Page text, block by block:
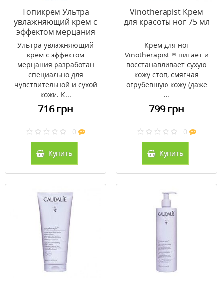
Toпикрем Ультра
увлажняющий крем с
эффектом мерцания
200 мл
Ультра увлажняющий
крем с эффектом
мерцания разработан
специально для
чувствительной и сухой
кожи. К...
716 грн
0
Купить
Vinotherapist Крем
для красоты ног 75 мл
Крем для ног
Vinotherapist™ питает и
восстанавливает сухую
кожу стоп, смягчая
огрубевшую кожу (даже
...
799 грн
0
Купить